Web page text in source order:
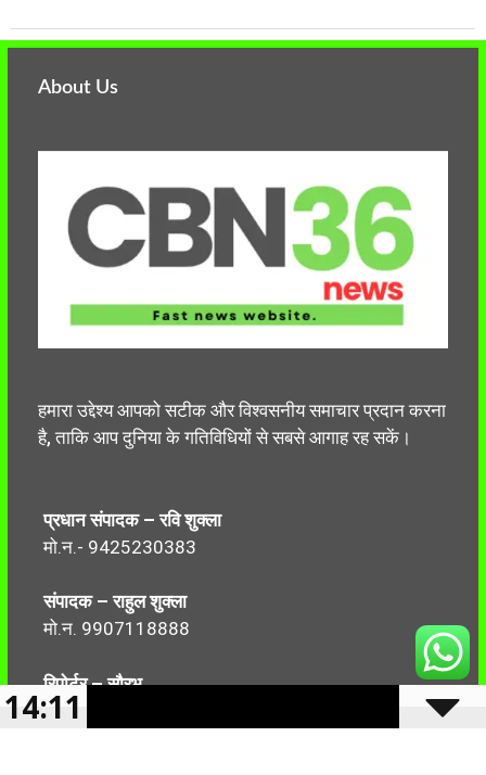
About Us
हमारा उद्देश्य आपको सटीक और विश्वसनीय समाचार प्रदान करना
है, ताकि आप दुनिया के गतिविधियों से सबसे आगाह रह सकें।
प्रधान संपादक – रवि शुक्ला
मो.न.- 9425230383
संपादक – राहुल शुक्ला
मो.न. 9907118888
रिपोर्टर – सौरभ
मो.न.-7499999906
14:11